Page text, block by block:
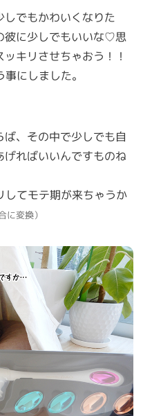
でもかわいくなりた
彼に少しでもいいな♡思
キリさせちゃおう！！
にしました。
、その中で少しでも自
ればいいんですものね
してモテ期が来ちゃうか
に変換）